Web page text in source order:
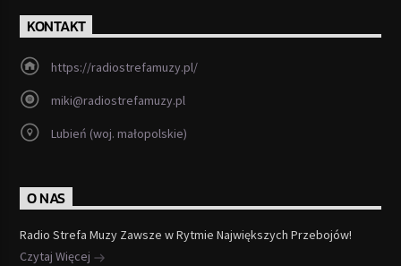
KONTAKT
https://radiostrefamuzy.pl/
miki@radiostrefamuzy.pl
Lubień (woj. małopolskie)
O NAS
Radio Strefa Muzy Zawsze w Rytmie Największych Przebojów!
Czytaj Więcej